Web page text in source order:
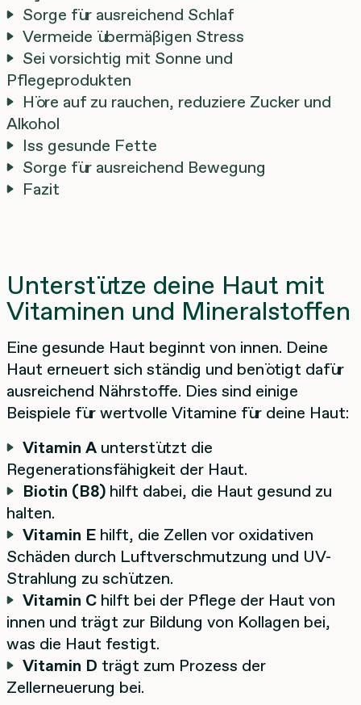
Sorge für ausreichend Schlaf
Vermeide übermäßigen Stress
Sei vorsichtig mit Sonne und
Pflegeprodukten
Höre auf zu rauchen, reduziere Zucker und
Alkohol
Iss gesunde Fette
Sorge für ausreichend Bewegung
Fazit
Unterstütze deine Haut mit
Vitaminen und Mineralstoffen
Eine gesunde Haut beginnt von innen. Deine
Haut erneuert sich ständig und benötigt dafür
ausreichend Nährstoffe. Dies sind einige
Beispiele für wertvolle Vitamine für deine Haut:
Vitamin A unterstützt die
Regenerationsfähigkeit der Haut.
Biotin (B8) hilft dabei, die Haut gesund zu
halten.
Vitamin E hilft, die Zellen vor oxidativen
Schäden durch Luftverschmutzung und UV-
Strahlung zu schützen.
Vitamin C hilft bei der Pflege der Haut von
innen und trägt zur Bildung von Kollagen bei,
was die Haut festigt.
Vitamin D trägt zum Prozess der
Zellerneuerung bei.